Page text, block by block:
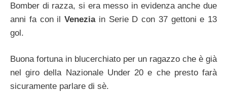
Bomber di razza, si era messo in evidenza anche due
anni fa con il Veneziain Serie D con 37 gettoni e 13
gol.
Buona fortuna in blucerchiato per un ragazzo che è già
nel giro della Nazionale Under 20 e che presto farà
sicuramente parlare di sè.